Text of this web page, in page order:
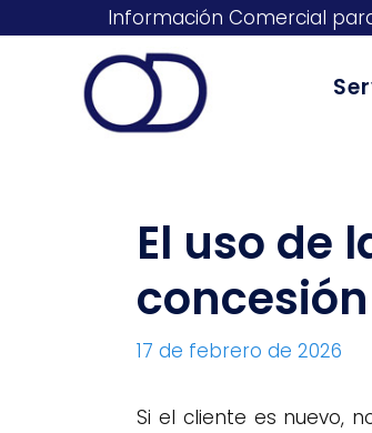
contenido
Información Comercial para
El uso de
17 de febrero de 2026
Si el cliente es nuevo,